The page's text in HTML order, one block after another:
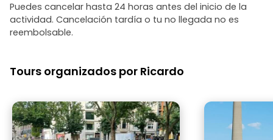
Puedes cancelar hasta 24 horas antes del inicio de la
actividad. Cancelación tardía o tu no llegada no es
reembolsable.
Tours organizados por Ricardo